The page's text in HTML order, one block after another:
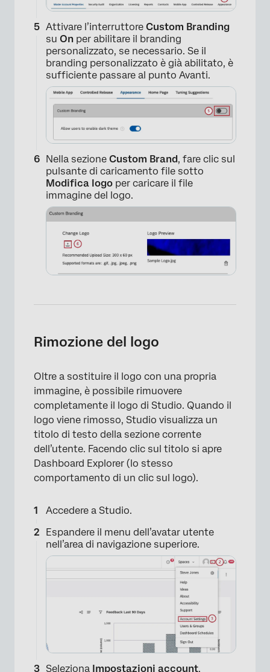
×
×
Attivare l’interruttore Custom Branding
su On per abilitare il branding
personalizzato, se necessario. Se il
branding personalizzato è già abilitato, è
sufficiente passare al punto Avanti.
Nella sezione Custom Brand, fare clic sul
pulsante di caricamento file sotto
Modifica logo per caricare il file
immagine del logo.
Rimozione del logo
Oltre a sostituire il logo con una propria
immagine, è possibile rimuovere
completamente il logo di Studio. Quando il
logo viene rimosso, Studio visualizza un
titolo di testo della sezione corrente
dell’utente. Facendo clic sul titolo si apre
Dashboard Explorer (lo stesso
comportamento di un clic sul logo).
Accedere a Studio.
Espandere il menu dell’avatar utente
nell’area di navigazione superiore.
Seleziona Impostazioni account.